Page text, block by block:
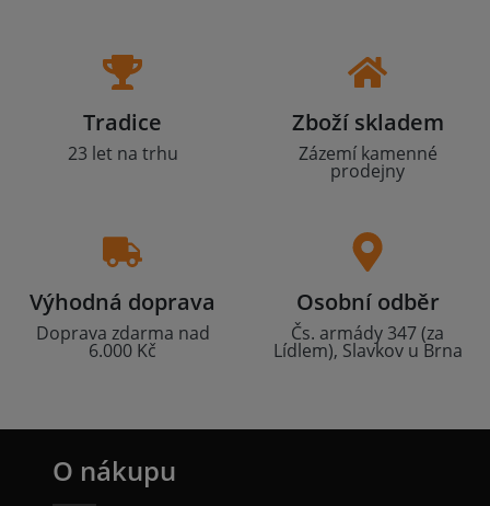
Tradice
23 let na trhu
Zboží skladem
Zázemí kamenné
prodejny
Výhodná doprava
Doprava zdarma nad
6.000 Kč
Osobní odběr
Čs. armády 347 (za
Lídlem), Slavkov u Brna
O nákupu